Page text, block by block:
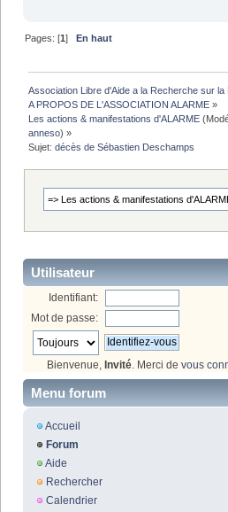
Pages: [1]En haut
Association Libre d'Aide a la Recherche sur la
A PROPOS DE L'ASSOCIATION ALARME »
Les actions & manifestations d'ALARME
anneso) »
Sujet:décès de Sébastien Deschamps
Utilisateur
Identifiant:
Mot de passe:
Bienvenue, Invité . Merci de vous
Menu forum
Accueil
Forum
Aide
Rechercher
Calendrier